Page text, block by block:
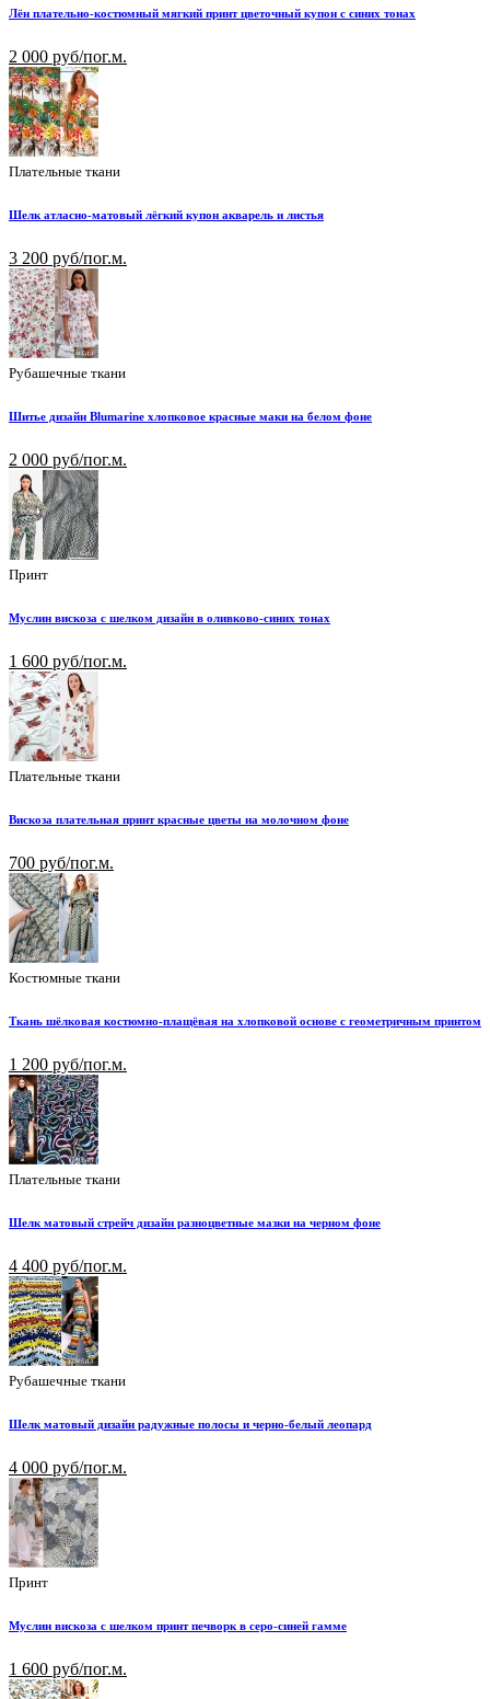
Лён плательно-костюмный мягкий принт цветочный купон с синих тонах
2 000 руб/пог.м.
Плательные ткани
Шелк атласно-матовый лёгкий купон акварель и листья
3 200 руб/пог.м.
Рубашечные ткани
Шитье дизайн Blumarine хлопковое красные маки на белом фоне
2 000 руб/пог.м.
Принт
Муслин вискоза с шелком дизайн в оливково-синих тонах
1 600 руб/пог.м.
Плательные ткани
Вискоза плательная принт красные цветы на молочном фоне
700 руб/пог.м.
Костюмные ткани
Ткань шёлковая костюмно-плащёвая на хлопковой основе с геометричным принтом
1 200 руб/пог.м.
Плательные ткани
Шелк матовый стрейч дизайн разноцветные мазки на черном фоне
4 400 руб/пог.м.
Рубашечные ткани
Шелк матовый дизайн радужные полосы и черно-белый леопард
4 000 руб/пог.м.
Принт
Муслин вискоза с шелком принт печворк в серо-синей гамме
1 600 руб/пог.м.